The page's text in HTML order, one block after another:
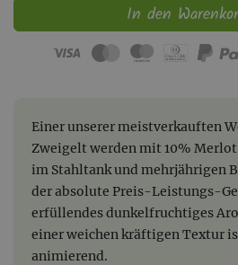
In den
Einer unserer meistverkauften
Zweigelt werden mit 10%
im Stahltank und mehrjährigen
der absolute Preis-Leistungs-
erfüllendes dunkelfruchtiges
einer weichen kräftigen Textur
animierend.